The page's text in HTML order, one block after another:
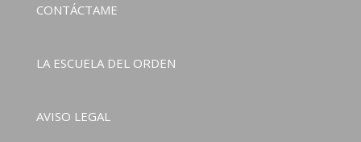
CONTÁCTAME
LA ESCUELA DEL ORDEN
AVISO LEGAL